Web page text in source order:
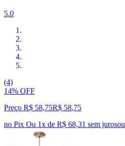
5.0
(4)
14% OFF
Preço R$ 58,75R$ 58,75
no Pix Ou 1x de R$ 68,31 sem jurosou